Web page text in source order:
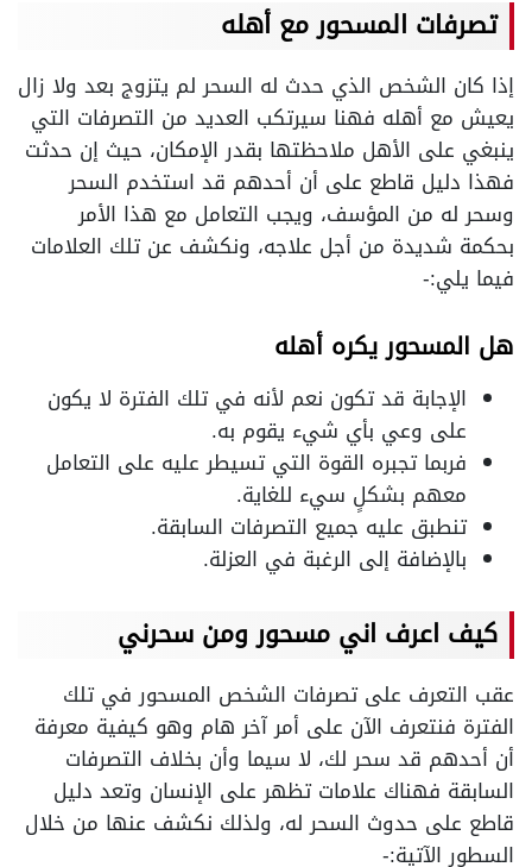
تصرفات المسحور مع أهله
إذا كان الشخص الذي حدث له السحر لم يتزوج بعد ولا زال
يعيش مع أهله فهنا سيرتكب العديد من التصرفات التي
ينبغي على الأهل ملاحظتها بقدر الإمكان، حيث إن حدثت
فهذا دليل قاطع على أن أحدهم قد استخدم السحر
وسحر له من المؤسف، ويجب التعامل مع هذا الأمر
بحكمة شديدة من أجل علاجه، ونكشف عن تلك العلامات
فيما يلي:-
هل المسحور يكره أهله
الإجابة قد تكون نعم لأنه في تلك الفترة لا يكون
على وعي بأي شيء يقوم به.
فربما تجبره القوة التي تسيطر عليه على التعامل
معهم بشكلٍ سيء للغاية.
تنطبق عليه جميع التصرفات السابقة.
بالإضافة إلى الرغبة في العزلة.
كيف اعرف اني مسحور ومن سحرني
عقب التعرف على تصرفات الشخص المسحور في تلك
الفترة فنتعرف الآن على أمر آخر هام وهو كيفية معرفة
أن أحدهم قد سحر لك، لا سيما وأن بخلاف التصرفات
السابقة فهناك علامات تظهر على الإنسان وتعد دليل
قاطع على حدوث السحر له، ولذلك نكشف عنها من خلال
السطور الآتية:-